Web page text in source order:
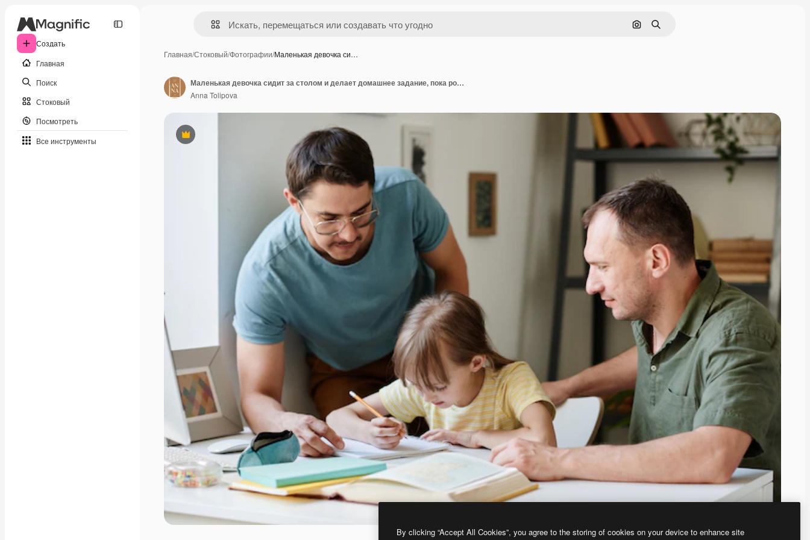
Создать
Главная
Поиск
Стоковый
Посмотреть
Все инструменты
Поиск по изображению
Поиск
Главная/Стоковый/Фотографии/Маленькая девочка си…
Премиум
Маленькая девочка сидит за столом и делает домашнее задание, пока родители-геи помогают ей
Anna Tolipova
By clicking “Accept All Cookies”, you agree to the storing of cookies on your device to enhance site